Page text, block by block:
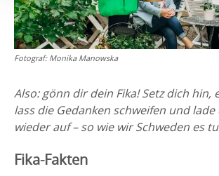
Fotograf: Monika Manowska
Also: gönn dir dein Fika! Setz dich hin,
lass die Gedanken schweifen und
wieder auf – so wie wir Schweden es
Fika-Fakten